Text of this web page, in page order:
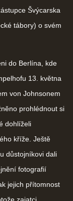
Švýcarska
tábory) o svém
do Berlína, kde
13. května
von Johnsonem
prohlédnout si
dohlíželi
kříže. Ještě
důstojníkovi dali
fotografií
jejich přítomnost